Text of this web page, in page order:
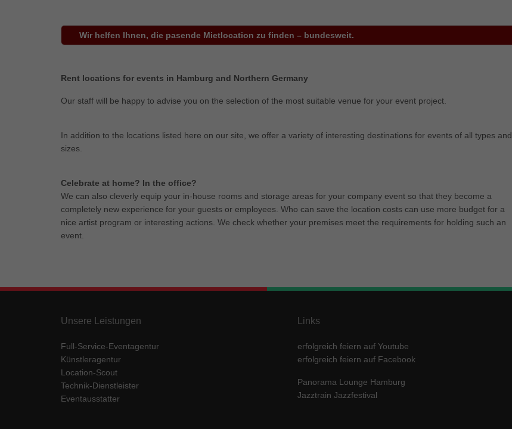
Wir helfen Ihnen, die pasende Mietlocation zu finden – bundesweit.
Rent locations for events in Hamburg and Northern Germany
Our staff will be happy to advise you on the selection of the most suitable venue for your event project.
In addition to the locations listed here on our site, we offer a variety of interesting destinations for events of all types and
sizes.
Celebrate at home? In the office?
We can also cleverly equip your in-house rooms and storage areas for your company event so that they become a
completely new experience for your guests or employees. Who can save the location costs can use more budget for a
nice artist program or interesting actions. We check whether your premises meet the requirements for holding such an
event.
Unsere Leistungen
Full-Service-Eventagentur
Künstleragentur
Location-Scout
Technik-Dienstleister
Eventausstatter
Links
erfolgreich feiern auf Youtube
erfolgreich feiern auf Facebook
Panorama Lounge Hamburg
Jazztrain Jazzfestival